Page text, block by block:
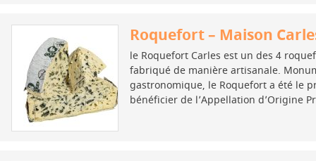
Roquefort – Maison
le Roquefort Carles est un des 4
fabriqué de manière artisanale.
gastronomique, le Roquefort a été le
bénéficier de l’Appellation d’Origine